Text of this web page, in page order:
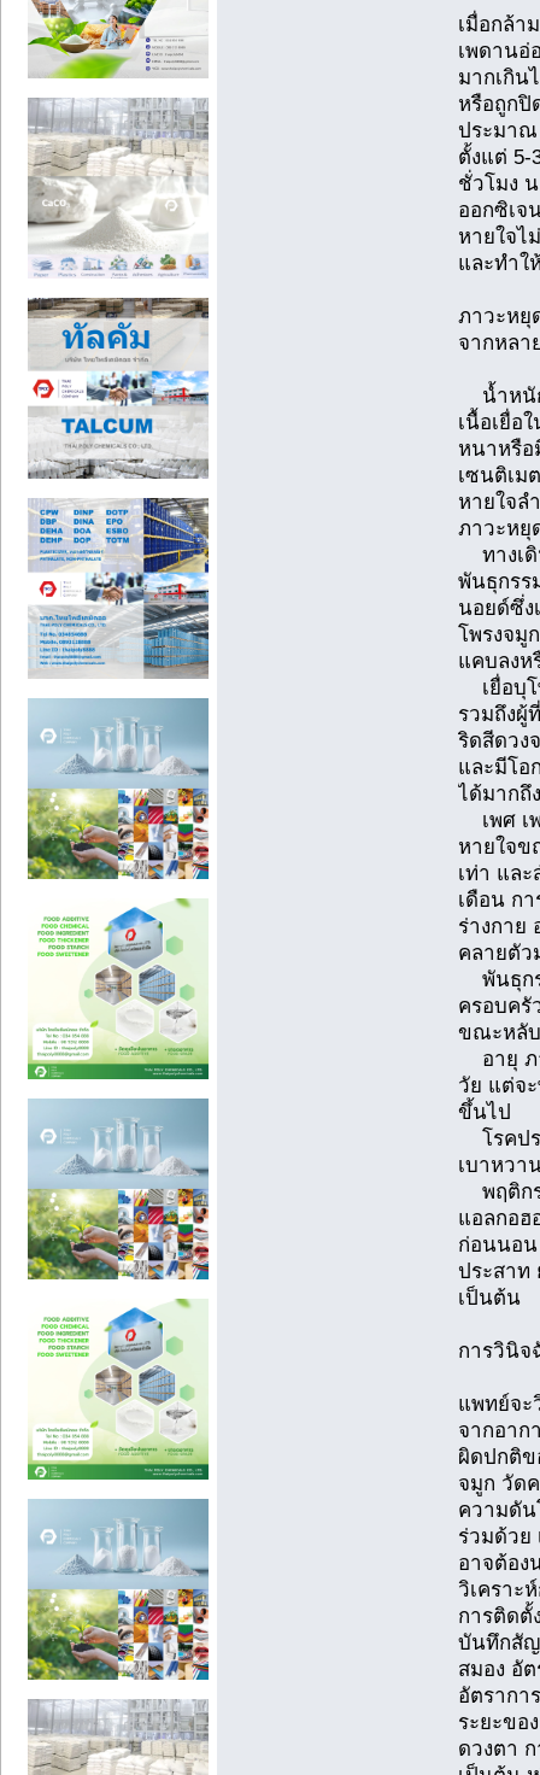
เมื่อกล้า
เพดานอ่
มากเกิน
หรือถูกปิ
ประมาณ
ตั้งแต่ 5-
ชั่วโมง
ออกซิเจ
หายใจไ
และทำใ
ภาวะหยุ
จากหลา
น้ำหนัก
เนื้อเยื่อ
หนาหรือ
เซนติเม
หายใจล
ภาวะหยุ
ทางเดิ
พันธุกรร
นอยด์ซึ่ง
โพรงจมู
แคบลงห
เยื่อบุโ
รวมถึงผู้
ริดสีดวง
และมีโอ
ได้มากถึ
เพศ เ
หายใจข
เท่า แล
เดือน ก
ร่างกาย
คลายตัว
พันธุกร
ครอบครั
ขณะหลับ
อายุ ภ
วัย แต่จ
ขึ้นไป
โรคปร
เบาหวา
พฤติกร
แอลกอฮ
ก่อนนอน
ประสาท
เป็นต้น
การวินิ
แพทย์จ
จากอาก
ผิดปกติข
จมูก วัด
ความดัน
ร่วมด้วย
อาจต้อง
วิเคราะ
การติดตั้
บันทึกสัญ
สมอง อั
อัตรากา
ระยะขอ
ดวงตา